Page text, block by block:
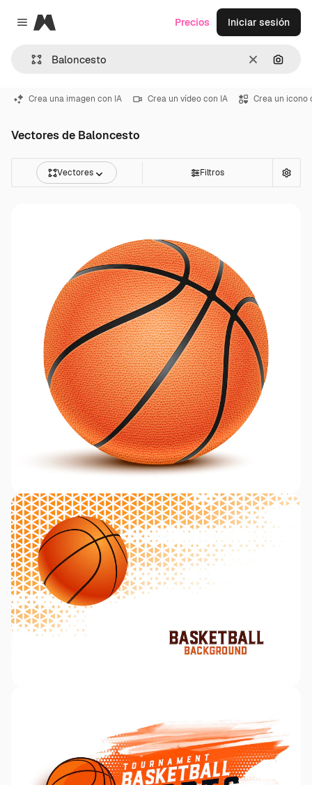
Close menu
Magnific
Borrar
Precios Iniciar sesión
Crea una imagen con IA Crea un vídeo con IA Crea un icono
Vectores de Baloncesto
Vectores Filtros